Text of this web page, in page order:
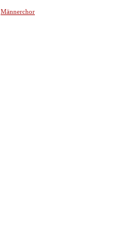
Männerchor